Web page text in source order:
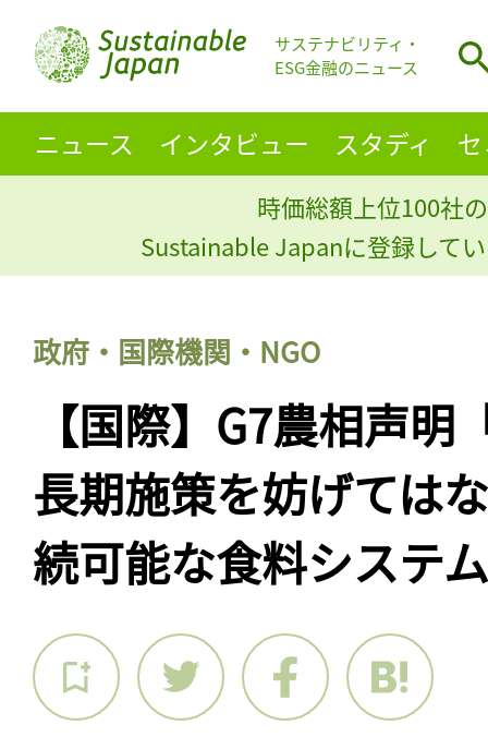
サステナビリティ・
ESG金融のニュース
ニュース インタビュー スタディ
時価総額上位100社
Sustainable Japanに登録して
政府・国際機関・NGO
【国際】G7農相声
長期施策を妨げては
続可能な食料システ